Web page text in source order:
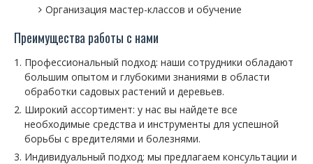
Организация мастер-классов и обучение
Преимущества работы с нами
Профессиональный подход: наши сотрудники обладают
большим опытом и глубокими знаниями в области
обработки садовых растений и деревьев.
Широкий ассортимент: у нас вы найдете все
необходимые средства и инструменты для успешной
борьбы с вредителями и болезнями.
Индивидуальный подход: мы предлагаем консультации и